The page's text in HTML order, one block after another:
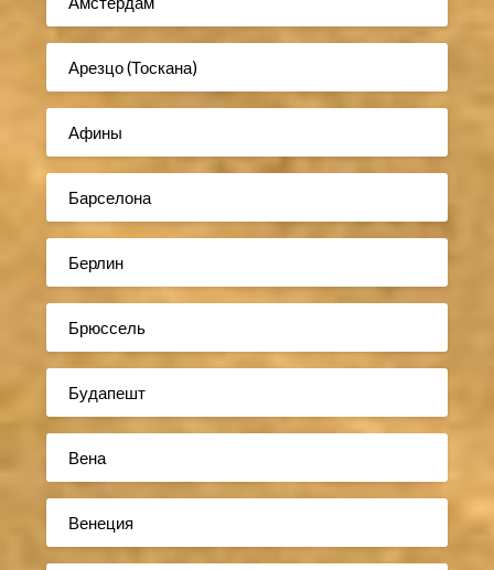
Арезцо (Тоскана)
Афины
Барселона
Берлин
Брюссель
Будапешт
Вена
Венеция